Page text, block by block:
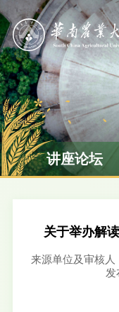
讲座论坛
关于举办解
来源单位及审核人
发